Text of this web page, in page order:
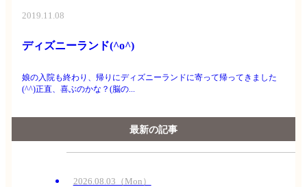
2019.11.08
ディズニーランド(^o^)
娘の入院も終わり、帰りにディズニーランドに寄って帰ってきました
(^^)正直、喜ぶのかな？(脳の...
最新の記事
2026.08.03（Mon）